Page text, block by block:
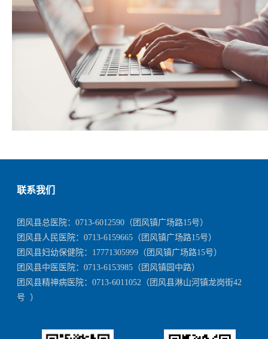
联系我们
团风县总医院：0713-6012590 （团风镇广场路15号）
团风县人民医院：0713-6159665 （团风镇广场路15号）
团风县妇幼保健院： 17771305999 （团风镇广场路15号）
团风县中医医院：0713-6153985 （团风镇园中路）
团风县精神病医院：0713-6011052 （团风县淋山河镇龙岗街42
号 ）